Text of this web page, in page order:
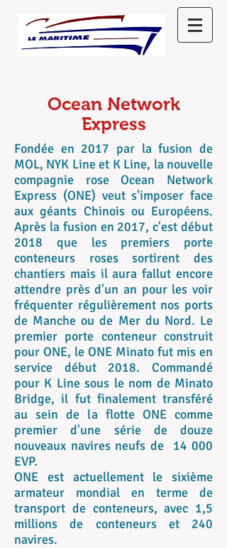
Ocean Network
Express
Fondée en 2017 par la fusion de
MOL, NYK Line et K Line, la nouvelle
compagnie rose Ocean Network
Express (ONE) veut s'imposer face
aux géants Chinois ou Européens.
Après la fusion en 2017, c'est début
2018 que les premiers porte
conteneurs roses sortirent des
chantiers mais il aura fallut encore
attendre près d'un an pour les voir
fréquenter régulièrement nos ports
de Manche ou de Mer du Nord. Le
premier porte conteneur construit
pour ONE, le ONE Minato fut mis en
service début 2018. Commandé
pour K Line sous le nom de Minato
Bridge, il fut finalement transféré
au sein de la flotte ONE comme
premier d'une série de douze
nouveaux navires neufs de 14 000
EVP.
ONE est actuellement le sixième
armateur mondial en terme de
transport de conteneurs, avec 1,5
millions de conteneurs et 240
navires.